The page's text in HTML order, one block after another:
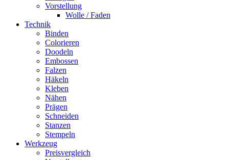
Vorstellung
Wolle / Faden
Technik
Binden
Colorieren
Doodeln
Embossen
Falzen
Häkeln
Kleben
Nähen
Prägen
Schneiden
Stanzen
Stempeln
Werkzeug
Preisvergleich